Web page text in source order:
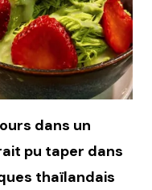
dans un
pu taper dans
thaïlandais